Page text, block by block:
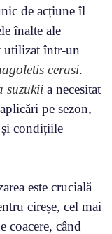
de acțiune îl
înalte ale
utilizat într-un
cerasi.
suzukii a necesitat
pe sezon,
condițiile
este crucială
cireșe, cel mai
coacere, când